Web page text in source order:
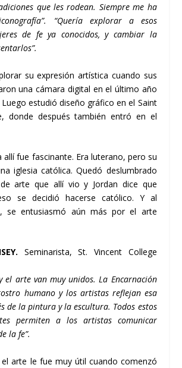
que les rodean. Siempre me ha
“Quería explorar a esos
de fe ya conocidos, y cambiar la
su expresión artística cuando sus
una cámara digital en el último año
estudió diseño gráfico en el Saint
donde después también entró en el
allí fue fascinante. Era luterano, pero su
iglesia católica. Quedó deslumbrado
arte que allí vio y Jordan dice que
se decidió hacerse católico. Y al
se entusiasmó aún más por el arte
Seminarista, St. Vincent College
el arte van muy unidos. La Encarnación
humano y los artistas reflejan esa
de la pintura y la escultura. Todos estos
permiten a los artistas comunicar
la fe”.
el arte le fue muy útil cuando comenzó